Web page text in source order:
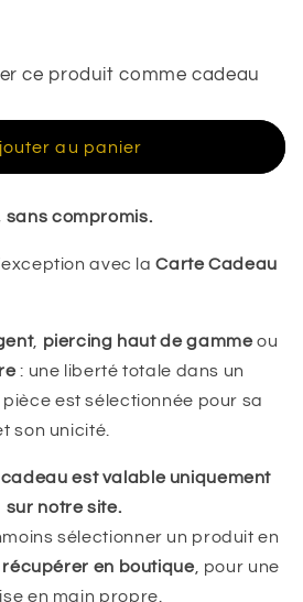
ce produit comme cadeau
au panier
compromis.
avec laCarte Cadeau
, piercing haut de gammeou
: une liberté totale dans un
est sélectionnée pour sa
son unicité.
est valable uniquement
sur notre site.
sélectionner un produit en
récupérer en boutique, pour une
en main propre.